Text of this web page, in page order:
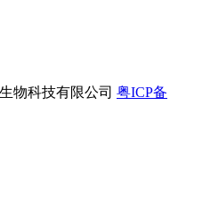
物科技有限公司 粤ICP备